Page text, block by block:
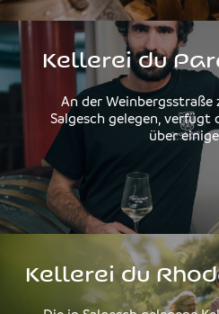
Kellerei du
An der Weinbergsstraße
Salgesch gelegen, verfügt
über
Kellerei du